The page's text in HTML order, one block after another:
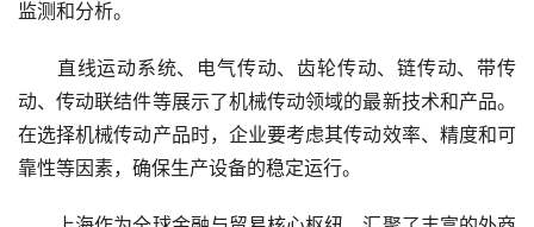
监测和分析。
直线运动系统、电气传动、齿轮传动、链传动、带传
动、传动联结件等展示了机械传动领域的最新技术和产品。
在选择机械传动产品时，企业要考虑其传动效率、精度和可
靠性等因素，确保生产设备的稳定运行。